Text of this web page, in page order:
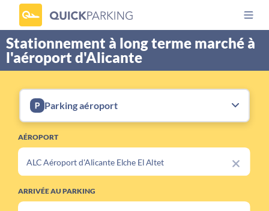
Stationnement à long terme marché à
l'aéroport d'Alicante
Parking aéroport
AÉROPORT
ARRIVÉE AU PARKING